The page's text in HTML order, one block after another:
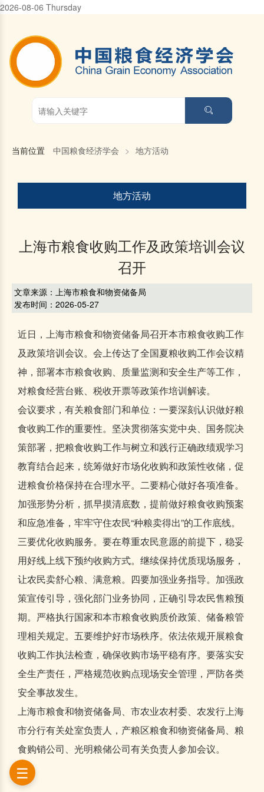
2026-08-06 Thursday
当前位置 中国粮食经济学会 > 地方活动
地方活动
上海市粮食收购工作及政策培训会议
召开
文章来源：上海市粮食和物资储备局
发布时间：2026-05-27
近日，上海市粮食和物资储备局召开本市粮食收购工作
及政策培训会议。会上传达了全国夏粮收购工作会议精
神，部署本市粮食收购、质量监测和安全生产等工作，
对粮食经营台账、税收开票等政策作培训解读。
会议要求，有关粮食部门和单位：一要深刻认识做好粮
食收购工作的重要性。坚决贯彻落实党中央、国务院决
策部署，把粮食收购工作与树立和践行正确政绩观学习
教育结合起来，统筹做好市场化收购和政策性收储，促
进粮食价格保持在合理水平。二要精心做好各项准备。
加强形势分析，抓早摸清底数，提前做好粮食收购预案
和应急准备，牢牢守住农民“种粮卖得出”的工作底线。
三要优化收购服务。要在尊重农民意愿的前提下，稳妥
用好线上线下预约收购方式。继续保持优质现场服务，
让农民卖舒心粮、满意粮。四要加强业务指导。加强政
策宣传引导，强化部门业务协同，正确引导农民售粮预
期。严格执行国家和本市粮食收购质价政策、储备粮管
理相关规定。五要维护好市场秩序。依法依规开展粮食
收购工作执法检查，确保收购市场平稳有序。要落实安
全生产责任，严格规范收购点现场安全管理，严防各类
安全事故发生。
上海市粮食和物资储备局、市农业农村委、农发行上海
市分行有关处室负责人，产粮区粮食和物资储备局、粮
食购销公司、光明粮储公司有关负责人参加会议。